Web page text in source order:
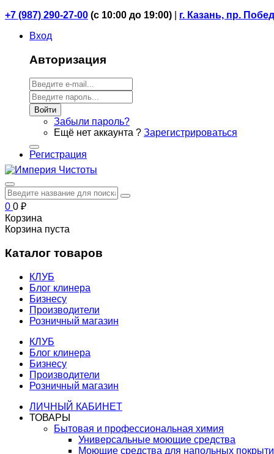
+7 (987) 290-27-00 (с 10:00 до 19:00)
г. Казань, пр.
Вход
Авторизация
Войти
Забыли пароль?
Ещё нет аккаунта ? Зарегистрироваться
Регистрация
0 0 ₽
Корзина
Корзина пуста
Каталог товаров
КЛУБ
Блог клинера
Бизнесу
Производители
Розничный магазин
КЛУБ
Блог клинера
Бизнесу
Производители
Розничный магазин
ЛИЧНЫЙ КАБИНЕТ
ТОВАРЫ
Бытовая и профессиональная химия
Универсальные моющие средства
Моющие средства для напольных